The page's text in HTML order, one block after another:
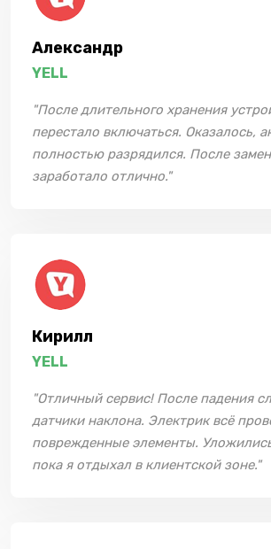
Александр
YELL
"После длительного хранения
перестало включаться. Оказалось,
полностью разрядился. После
заработало отлично."
Кирилл
YELL
"Отличный сервис! После падения
датчики наклона. Электрик всё
поврежденные элементы.
пока я отдыхал в клиентской зоне."